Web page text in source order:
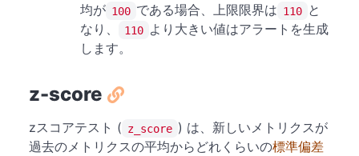
均が 100 である場合、上限限界は 110 と
なり、
110 より大きい値はアラートを生成
します。
z-score
zスコアテスト ( z_score ) は、新しいメトリクスが
過去のメトリクスの平均からどれくらいの標準偏差